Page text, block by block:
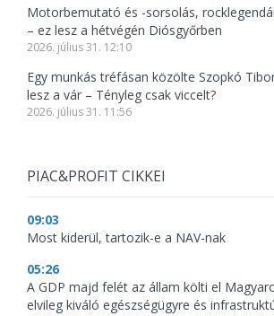
Motorbemutató és -sorsolás,
– ez lesz a hétvégén Diósgyőrben
2026. július 31. 12:10
Egy munkás tréfásan közölte Szopkó
lesz a vár – Tényleg csak viccelt?
2026. július 31. 11:56
PIAC&PROFIT CIKKEI
09:03
Most kiderül, tartozik-e a NAV-nak
05:26
A GDP majd felét az állam költi el
elvileg kiváló egészségügyre és